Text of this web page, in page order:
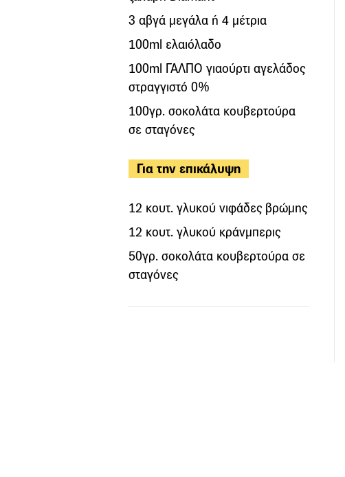
3 αβγά μεγάλα ή 4 μέτρια
100ml ελαιόλαδο
100ml ΓΑΛΠΟ γιαούρτι αγελάδος
στραγγιστό 0%
100γρ. σοκολάτα κουβερτούρα
σε σταγόνες
Για την επικάλυψη
12 κουτ. γλυκού νιφάδες βρώμης
12 κουτ. γλυκού κράνμπερις
50γρ. σοκολάτα κουβερτούρα σε
σταγόνες